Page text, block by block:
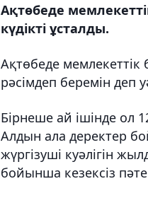
Ақтөбеде
күдікті ұсталды.
Ақтөбеде мемлекеттік
рәсімдеп беремін деп
Бірнеше ай ішінде ол
Алдын ала деректер
жүргізуші куәлігін
бойынша кезексіз